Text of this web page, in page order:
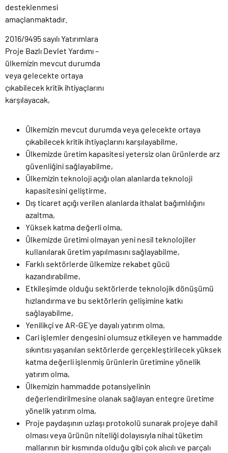
desteklenmesi
amaçlanmaktadır.
2016/9495 sayılı Yatırımlara
Proje Bazlı Devlet Yardımı –
ülkemizin mevcut durumda
veya gelecekte ortaya
çıkabilecek kritik ihtiyaçlarını
karşılayacak,
Ülkemizin mevcut durumda veya gelecekte ortaya
çıkabilecek kritik ihtiyaçlarını karşılayabilme,
Ülkemizde üretim kapasitesi yetersiz olan ürünlerde arz
güvenliğini sağlayabilme,
Ülkemizin teknoloji açığı olan alanlarda teknoloji
kapasitesini geliştirme,
Dış ticaret açığı verilen alanlarda ithalat bağımlılığını
azaltma,
Yüksek katma değerli olma,
Ülkemizde üretimi olmayan yeni nesil teknolojiler
kullanılarak üretim yapılmasını sağlayabilme,
Farklı sektörlerde ülkemize rekabet gücü
kazandırabilme,
Etkileşimde olduğu sektörlerde teknolojik dönüşümü
hızlandırma ve bu sektörlerin gelişimine katkı
sağlayabilme,
Yenilikçi ve AR-GE’ye dayalı yatırım olma,
Cari işlemler dengesini olumsuz etkileyen ve hammadde
sıkıntısı yaşanılan sektörlerde gerçekleştirilecek yüksek
katma değerli işlenmiş ürünlerin üretimine yönelik
yatırım olma,
Ülkemizin hammadde potansiyelinin
değerlendirilmesine olanak sağlayan entegre üretime
yönelik yatırım olma,
Proje paydaşının uzlaşı protokolü sunarak projeye dahil
olması veya ürünün niteliği dolayısıyla nihai tüketim
mallarının bir kısmında olduğu gibi çok alıcılı ve parçalı